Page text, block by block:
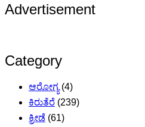
Advertisement
Category
ಆರೋಗ್ಯ(4)
ಕಿರುತೆರೆ (239)
ಕ್ರೀಡೆ (61)